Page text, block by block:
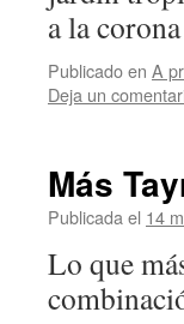
a la
Publicado en A
Deja un
Más
Publicada el 14
Lo que